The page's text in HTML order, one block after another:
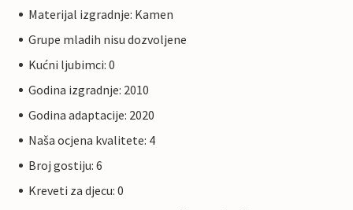
Materijal izgradnje: Kamen
Grupe mladih nisu dozvoljene
Kućni ljubimci: 0
Godina izgradnje: 2010
Godina adaptacije: 2020
Naša ocjena kvalitete: 4
Broj gostiju: 6
Kreveti za djecu: 0